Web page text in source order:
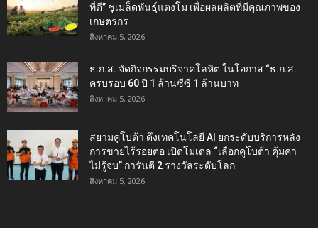
ที่ดี” ชูเมล็ดพันธุ์แตงโม เพื่อผลผลิตที่มีคุณภาพของ
เกษตรกร
สิงหาคม 5, 2026
ธ.ก.ส. จัดกิจกรรมบริจาคโลหิต ในโอกาส “ธ.ก.ส.
ครบรอบ 60 ปี 1 ล้านซีซี 1 ล้านบาท
สิงหาคม 5, 2026
สยามคูโบต้า ดึงเทคโนโลยี AI ยกระดับบริการหลัง
การขายไร้รอยต่อ เปิดโมเดล “เลือกคูโบต้า คุ้มค่า
ไม่รู้จบ” การันตี 2 รางวัลระดับโลก
สิงหาคม 5, 2026